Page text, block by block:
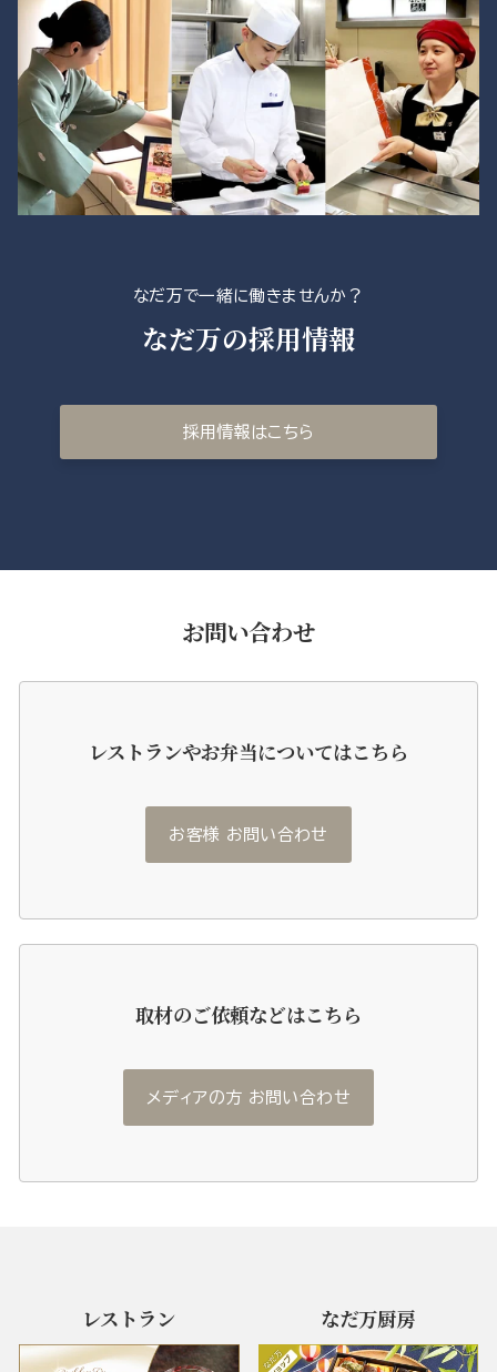
なだ万で一緒に働きませんか？
なだ万の採用情報
採用情報はこちら
お問い合わせ
レストランやお弁当についてはこちら
お客様 お問い合わせ
取材のご依頼などはこちら
メディアの方 お問い合わせ
レストラン なだ万厨房